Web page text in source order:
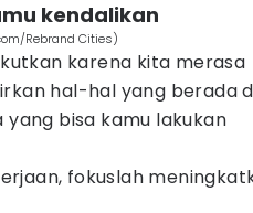
kendalikan
Rebrand Cities)
karena kita merasa
hal-hal yang berada
bisa kamu lakukan
fokuslah